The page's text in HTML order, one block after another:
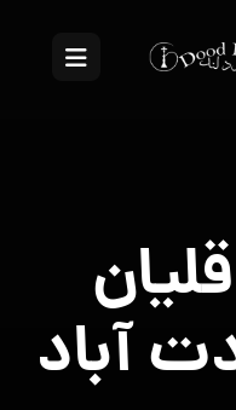
آباد